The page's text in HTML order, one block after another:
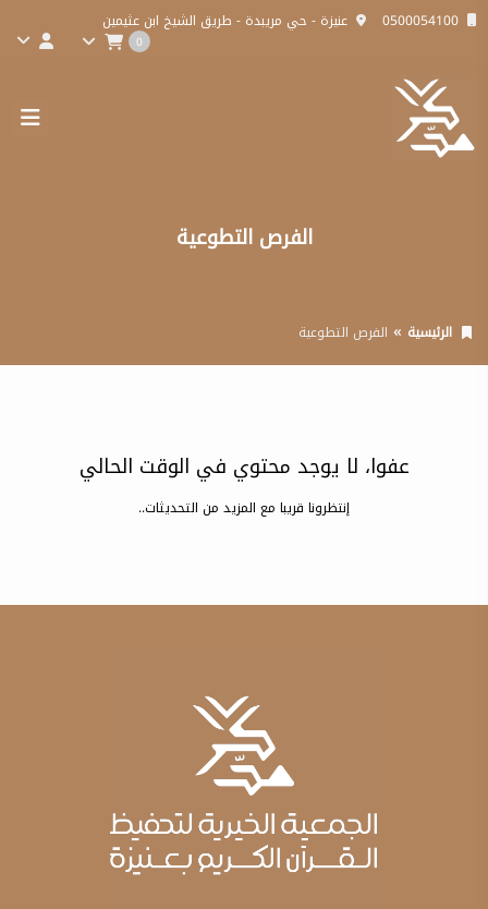
0500054100 عنيزة - حي مريبدة - طريق الشيخ ابن عثيمين
0
الفرص التطوعية
الرئيسية الفرص التطوعية
عفوا، لا يوجد محتوي في الوقت الحالي
إنتظرونا قريبا مع المزيد من التحديثات..